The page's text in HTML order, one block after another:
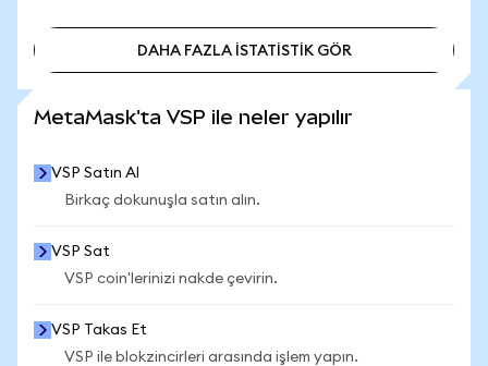
DAHA FAZLA İSTATİSTİK GÖR
MetaMask'ta VSP ile neler yapılır
VSP Satın Al
Birkaç dokunuşla satın alın.
VSP Sat
VSP coin'lerinizi nakde çevirin.
VSP Takas Et
VSP ile blokzincirleri arasında işlem yapın.